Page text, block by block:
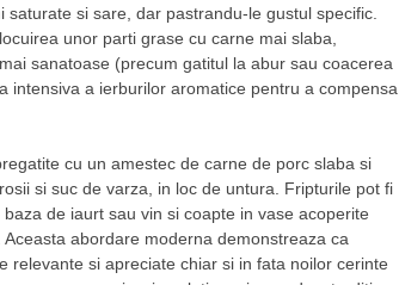
saturate si sare, dar pastrandu-le gustul specific.
unor parti grase cu carne mai slaba,
sanatoase (precum gatitul la abur sau coacerea
intensiva a ierburilor aromatice pentru a compensa
cu un amestec de carne de porc slaba si
si suc de varza, in loc de untura. Fripturile pot fi
de iaurt sau vin si coapte in vase acoperite
abordare moderna demonstreaza ca
relevante si apreciate chiar si in fata noilor cerinte